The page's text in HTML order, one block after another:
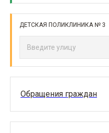
ДЕТСКАЯ ПОЛИКЛИНИКА № 3
Обращения граждан